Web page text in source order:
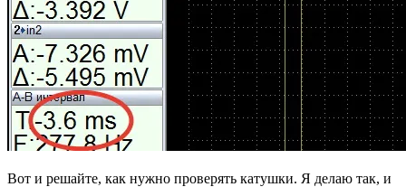
Вот и решайте, как нужно проверять катушки. Я делаю так, и